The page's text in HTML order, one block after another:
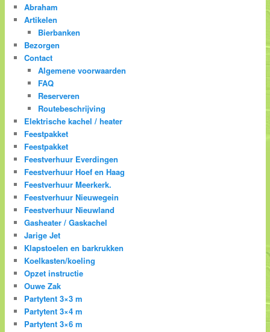
Abraham
Artikelen
Bierbanken
Bezorgen
Contact
Algemene voorwaarden
FAQ
Reserveren
Routebeschrijving
Elektrische kachel / heater
Feestpakket
Feestpakket
Feestverhuur Everdingen
Feestverhuur Hoef en Haag
Feestverhuur Meerkerk.
Feestverhuur Nieuwegein
Feestverhuur Nieuwland
Gasheater / Gaskachel
Jarige Jet
Klapstoelen en barkrukken
Koelkasten/koeling
Opzet instructie
Ouwe Zak
Partytent 3×3 m
Partytent 3×4 m
Partytent 3×6 m